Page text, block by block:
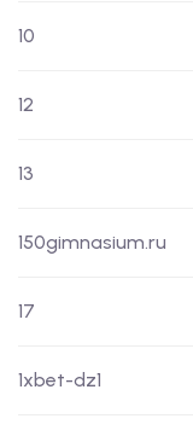
10
12
13
150gimnasium.ru
17
1xbet-dz1